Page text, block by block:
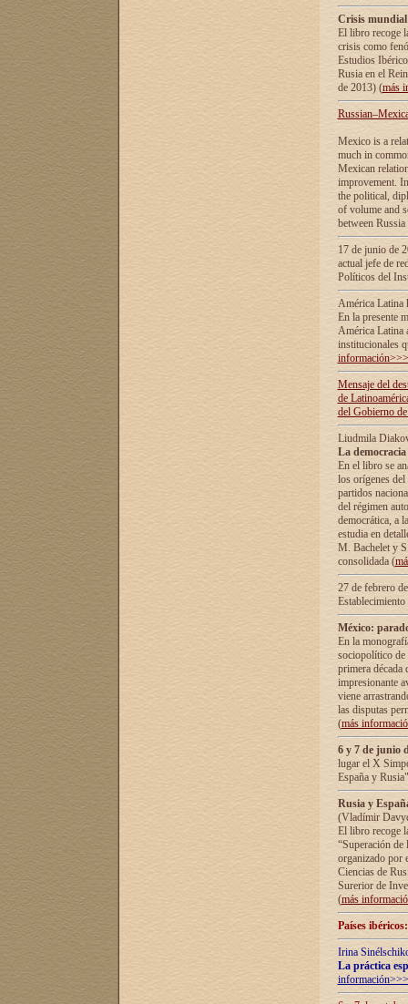
Crisis
El libro recoge
crisis como
Estudios
Rusia en el
de 2013) (más
Mexico is a
much in
Mexican
improvement.
the political,
of volume and
between
17 de junio de
actual jefe de
Políticos del
América Latina
En la presente
América Latina
institucionales
información>>>
Mensaje del
de
del Gobierno
Liudmila
La
En el libro se
los orígenes
partidos
del régimen
democrática, а
estudia en
М. Bachelet у
consolidada (
27 de febrero
México:
En la
sociopolítico de
primera década
impresionante
viene
las disputas
(más
6 y 7 de junio
lugar el X
España y
Rusia y
(Vladímir
El libro recoge
“Superación
organizado por
Ciencias de
Surerior de
(más
Países
Irina
La práctica
información>>>